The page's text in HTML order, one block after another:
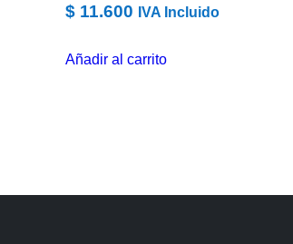
$ 11.600 IVA Incluido
Añadir al carrito